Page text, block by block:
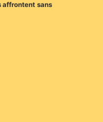
affrontent sans